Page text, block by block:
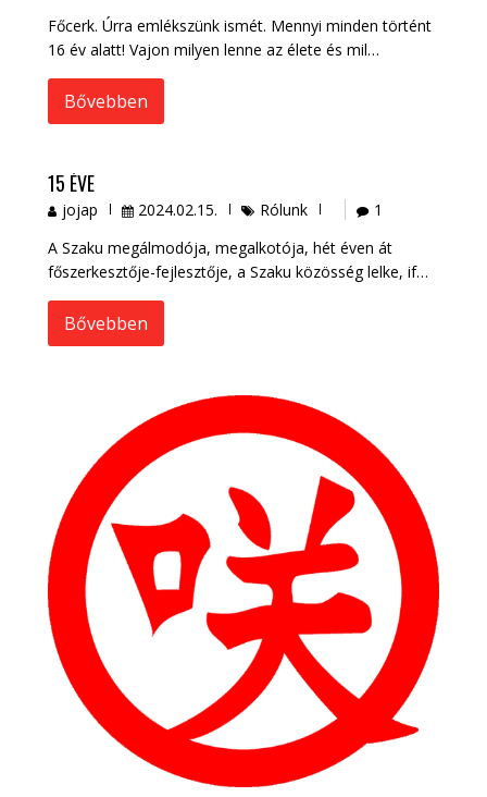
Főcerk. Úrra emlékszünk ismét. Mennyi minden történt
16 év alatt! Vajon milyen lenne az élete és mil…
Bővebben
15 ÉVE
jojap 2024.02.15. Rólunk
1
A Szaku megálmodója, megalkotója, hét éven át
főszerkesztője-fejlesztője, a Szaku közösség lelke, if…
Bővebben